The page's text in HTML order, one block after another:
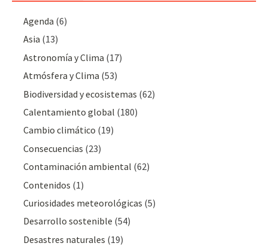
Agenda (6)
Asia (13)
Astronomía y Clima (17)
Atmósfera y Clima (53)
Biodiversidad y ecosistemas (62)
Calentamiento global (180)
Cambio climático (19)
Consecuencias (23)
Contaminación ambiental (62)
Contenidos (1)
Curiosidades meteorológicas (5)
Desarrollo sostenible (54)
Desastres naturales (19)